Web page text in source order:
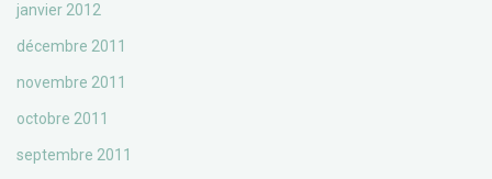
janvier 2012
décembre 2011
novembre 2011
octobre 2011
septembre 2011